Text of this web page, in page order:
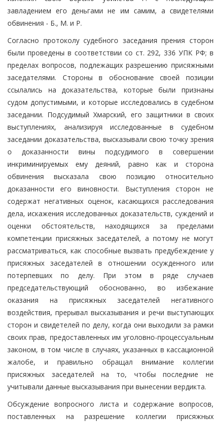
завладением его деньгами не им самим, а свидетелями
обвинения - Б., М. и Р.
Согласно протоколу судебного заседания прения сторон
были проведены в соответствии со ст. 292, 336 УПК РФ; в
пределах вопросов, подлежащих разрешению присяжными
заседателями. Стороны в обоснование своей позиции
ссылались на доказательства, которые были признаны
судом допустимыми, и которые исследовались в судебном
заседании. Подсудимый Хмарский, его защитники в своих
выступлениях, анализируя исследованные в судебном
заседании доказательства, высказывали свою точку зрения
о доказанности вины подсудимого в совершении
инкриминируемых ему деяний, равно как и сторона
обвинения высказала свою позицию относительно
доказанности его виновности. Выступления сторон не
содержат негативных оценок, касающихся расследования
дела, искажения исследованных доказательств, суждений и
оценки обстоятельств, находящихся за пределами
компетенции присяжных заседателей, а потому не могут
рассматриваться, как способные вызвать предубеждение у
присяжных заседателей в отношении осужденного или
потерпевших по делу. При этом в ряде случаев
председательствующий обоснованно, во избежание
оказания на присяжных заседателей негативного
воздействия, прерывал высказывания и речи выступающих
сторон и свидетелей по делу, когда они выходили за рамки
своих прав, предоставленных им уголовно-процессуальным
законом, в том числе в случаях, указанных в кассационной
жалобе, и правильно обращал внимание коллегии
присяжных заседателей на то, чтобы последние не
учитывали данные высказывания при вынесении вердикта.
Обсуждение вопросного листа и содержание вопросов,
поставленных на разрешение коллегии присяжных